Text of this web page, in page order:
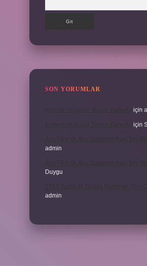
SON YORUMLAR
için
için
admin
Duygu
admin